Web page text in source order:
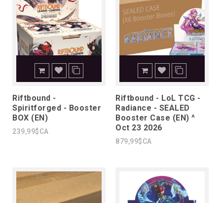
Riftbound -
Spiritforged - Booster
BOX (EN)
239,99$CA
Riftbound - LoL TCG -
Radiance - SEALED
Booster Case (EN) ^
Oct 23 2026
879,99$CA